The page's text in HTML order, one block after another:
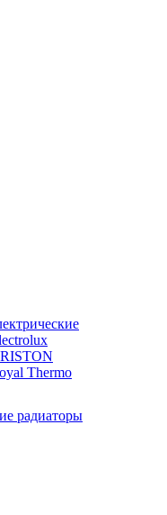
Thermo
радиаторы